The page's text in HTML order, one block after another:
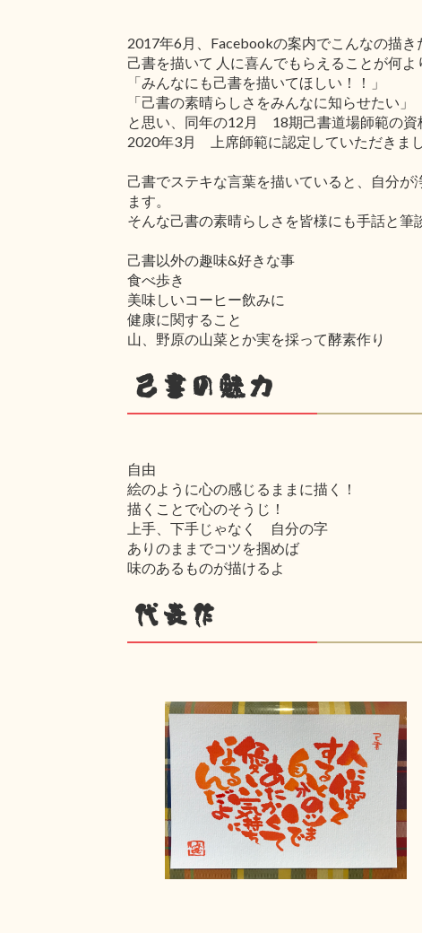
2017年6月、Facebookの案内でこんなの描き
己書を描いて 人に喜んでもらえることが何よ
「みんなにも己書を描いてほしい！！」
「己書の素晴らしさをみんなに知らせたい」
と思い、同年の12月 18期己書道場師範の資
2020年3月 上席師範に認定していただきまし
己書でステキな言葉を描いていると、自分
ます。
そんな己書の素晴らしさを皆様にも手話と筆
己書以外の趣味&好きな事
食べ歩き
美味しいコーヒー飲みに
健康に関すること
山、野原の山菜とか実を採って酵素作り
己書の魅力
自由
絵のように心の感じるままに描く！
描くことで心のそうじ！
上手、下手じゃなく 自分の字
ありのままでコツを掴めば
味のあるものが描けるよ
代表作